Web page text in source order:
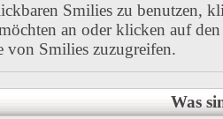
Smilies zu benutzen,
an oder klicken auf
von Smilies zuzugreifen.
Was